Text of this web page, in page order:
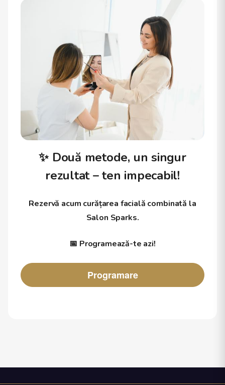
✨ Două metode, un singur
rezultat – ten impecabil!
Rezervă acum curățarea facială combinată la
Salon Sparks.
📅 Programează-te azi!
Programare